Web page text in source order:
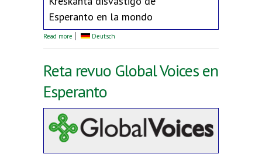
Esperanto en la mondo
Read more about Deklaro de Germana Esperanto-Asocio
Deutsch
Reta revuo Global Voices en
Esperanto